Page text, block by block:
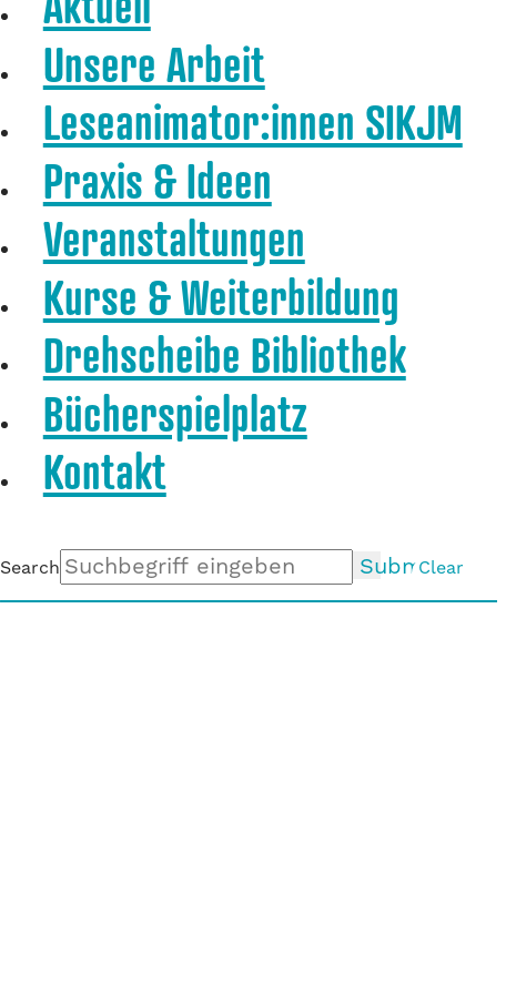
Unsere Arbeit
Leseanimator:innen SIKJM
Praxis & Ideen
Veranstaltungen
Kurse & Weiterbildung
Drehscheibe Bibliothek
Bücherspielplatz
Kontakt
Search SubmitClear